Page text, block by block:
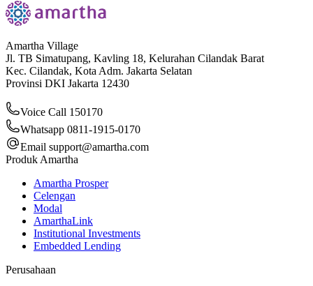
Amartha Village
Jl. TB Simatupang, Kavling 18, Kelurahan Cilandak Barat
Kec. Cilandak, Kota Adm. Jakarta Selatan
Provinsi DKI Jakarta 12430
Voice Call 150170
Whatsapp 0811-1915-0170
Email support@amartha.com
Produk Amartha
Amartha Prosper
Celengan
Modal
AmarthaLink
Institutional Investments
Embedded Lending
Perusahaan